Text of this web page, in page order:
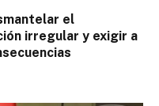
el
irregular y exigir a